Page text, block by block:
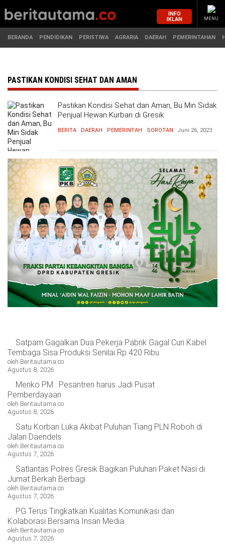
MASUK
BERANDA
PERISTIWA
AGRARIA
DAERAH
PEMERINTAHAN
OPINI
PENDIDIKAN
HUKUM
EKONOMI
OLAHRAGA
PENDIDIKAN
HIBURAN
BERITABARU.CO
KABARBARU.CO
SERIKATNEWS.COM
PEWARTANUSANTARA.COM
LANGGAR.CO
JOBNAS.COM
SURAU.CO
REDAKSI
TENTANG
KERJASAMA
PEDOMAN
INFO
IKLAN
MENU
BERANDA PENDIDIKAN PERISTIWA AGRARIA DAERAH PEMERINTAHAN
PASTIKAN KONDISI SEHAT DAN AMAN
Pastikan Kondisi Sehat dan Aman, Bu Min Sidak
Penjual Hewan Kurban di Gresik
BERITA DAERAH PEMERINTAH SOROTAN Juni 26, 2023
Satpam Gagalkan Dua Pekerja Pabrik Gagal Curi Kabel
Tembaga Sisa Produksi Senilai Rp 420 Ribu
oleh Beritautama.co
Agustus 8, 2026
Menko PM : Pesantren harus Jadi Pusat
Pemberdayaan
oleh Beritautama.co
Agustus 8, 2026
Satu Korban Luka Akibat Puluhan Tiang PLN Roboh di
Jalan Daendels
oleh Beritautama.co
Agustus 7, 2026
Satlantas Polres Gresik Bagikan Puluhan Paket Nasi di
Jumat Berkah Berbagi
oleh Beritautama.co
Agustus 7, 2026
PG Terus Tingkatkan Kualitas Komunikasi dan
Kolaborasi Bersama Insan Media
oleh Beritautama.co
Agustus 7, 2026